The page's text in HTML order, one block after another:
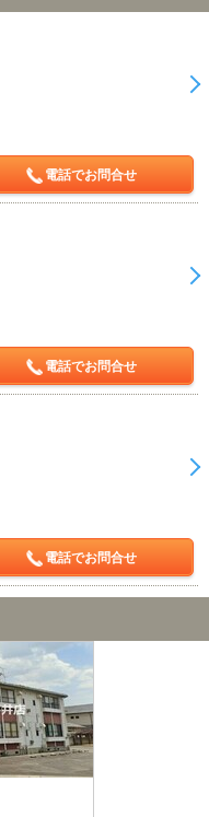
電話でお問合せ
電話でお問合せ
電話でお問合せ